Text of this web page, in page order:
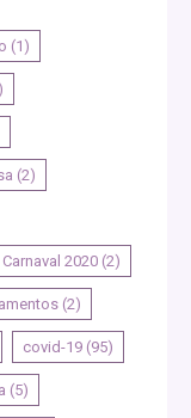
(1)
(2)
Carnaval 2020 (2)
(2)
covid-19 (95)
(5)